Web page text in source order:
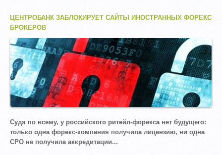
ЦЕНТРОБАНК ЗАБЛОКИРУЕТ САЙТЫ ИНОСТРАННЫХ ФОРЕКС
БРОКЕРОВ
Судя по всему, у российского ритейл-форекса нет будущего:
только одна форекс-компания получила лицензию, ни одна
СРО не получила аккредитации...